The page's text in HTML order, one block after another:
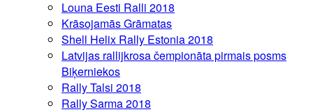
Louna Eesti Ralli 2018
Krāsojamās Grāmatas
Shell Helix Rally Estonia 2018
Latvijas rallijkrosa čempionāta pirmais posms
Biķerniekos
Rally Talsi 2018
Rally Sarma 2018